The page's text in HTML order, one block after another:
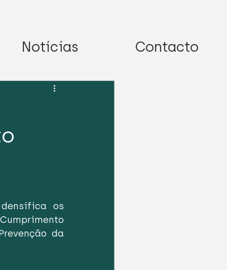
Notícias Contacto
os
da